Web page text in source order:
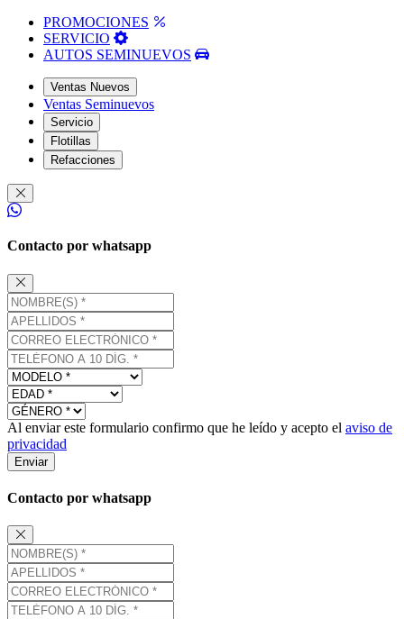
PROMOCIONES
SERVICIO
AUTOS SEMINUEVOS
Ventas Nuevos
Ventas Seminuevos
Servicio
Flotillas
Refacciones
Contacto por whatsapp
Al enviar este formulario confirmo que he leído y acepto el aviso de
privacidad
Enviar
Contacto por whatsapp